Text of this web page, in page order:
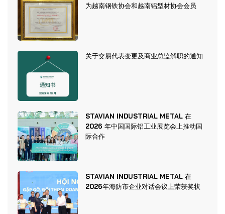
为越南钢铁协会和越南铝型材协会会员
关于交易代表变更及商业总监解职的通知
STAVIAN INDUSTRIAL METAL 在
2026 年中国国际铝工业展览会上推动国
际合作
STAVIAN INDUSTRIAL METAL 在
2026年海防市企业对话会议上荣获奖状